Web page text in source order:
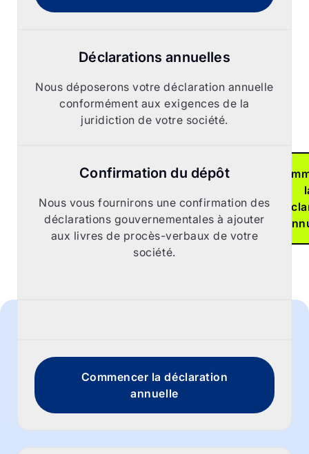
Déclarations annuelles
Nous déposerons votre déclaration annuelle
conformément aux exigences de la
juridiction de votre société.
Confirmation du dépôt
Nous vous fournirons une confirmation des
déclarations gouvernementales à ajouter
aux livres de procès-verbaux de votre
société.
Commencer la déclaration
annuelle
À partir de